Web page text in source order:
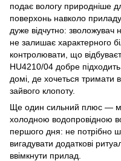
подає вологу природніше
поверхонь навколо
дуже відчутно: зволожувач
не залишає характерного
контролювати, що
HU4210/04 добре
домі, де хочеться тримати
зайвого клопоту.
Ще один сильний плюс —
холодною водопровідною
першого дня: не потрібно
вигадувати додаткові
ввімкнути прилад.